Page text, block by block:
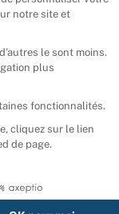
Gérer